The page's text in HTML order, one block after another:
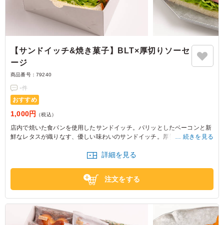
【サンドイッチ&焼き菓子】BLT×厚切りソーセ
ージ
商品番号： 79240
-件
おすすめ
1,000円 （税込）
店内で焼いた食パンを使用したサンドイッチ。パリッとしたベーコンと新
鮮なレタスが織りなす、優しい味わいのサンドイッチ。厚切りソーセージ
続きを見る
詳細を見る
注文をする